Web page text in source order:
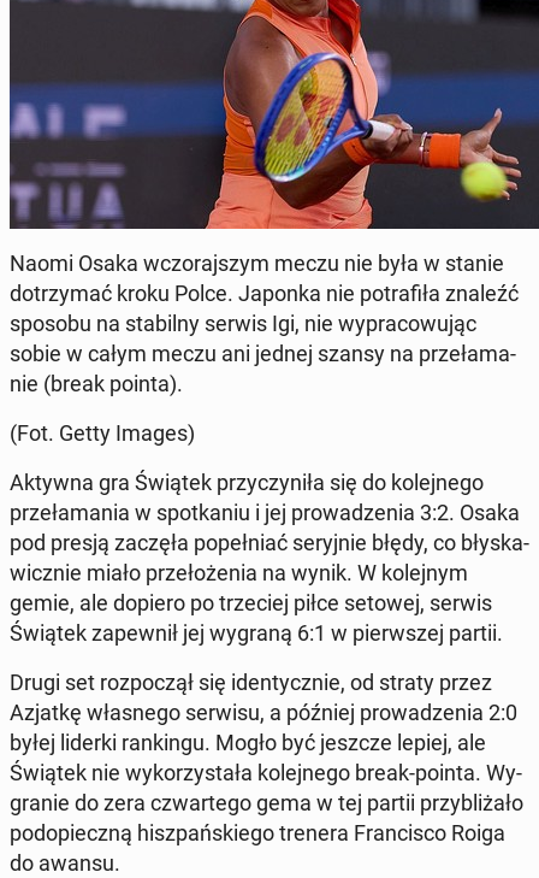
Naomi Osaka wczo­raj­szym meczu nie była w stanie
do­trzy­mać kroku Polce. Japonka nie po­tra­fi­ła znaleźć
sposobu na sta­bil­ny serwis Igi, nie wy­pra­co­wu­jąc
sobie w całym meczu ani jednej szansy na prze­ła­ma­
nie (break pointa).
(Fot. Getty Images)
Aktywna gra Świątek przy­czy­ni­ła się do ko­lej­ne­go
prze­ła­ma­nia w spo­tka­niu i jej pro­wa­dze­nia 3:2. Osaka
pod presją zaczęła po­peł­niać se­ryj­nie błędy, co bły­ska­
wicz­nie miało prze­ło­że­nia na wynik. W ko­lej­nym
gemie, ale dopiero po trze­ciej piłce setowej, serwis
Świątek za­pew­nił jej wygraną 6:1 w pierw­szej partii.
Drugi set roz­po­czął się iden­tycz­nie, od straty przez
Azjatkę wła­sne­go serwisu, a później pro­wa­dze­nia 2:0
byłej liderki ran­kin­gu. Mogło być jeszcze lepiej, ale
Świątek nie wy­ko­rzy­sta­ła ko­lej­ne­go break-pointa. Wy­
gra­nie do zera czwar­te­go gema w tej partii przy­bli­ża­ło
pod­opiecz­ną hisz­pań­skie­go trenera Fran­ci­sco Roiga
do awansu.